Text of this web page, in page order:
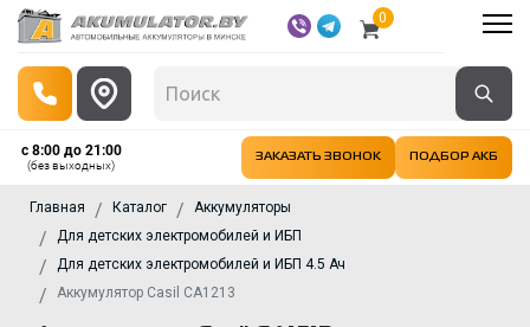
0
с 8:00 до 21:00
(без выходных)
ЗАКАЗАТЬ ЗВОНОК ПОДБОР АКБ
Главная Каталог
Аккумуляторы
Для детских электромобилей и ИБП
Для детских электромобилей и ИБП 4.5 Ач
Аккумулятор Casil CA1213